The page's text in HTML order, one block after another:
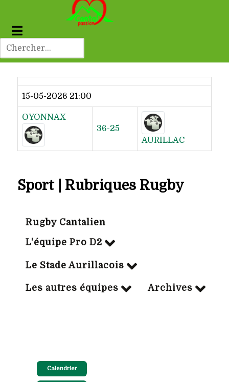
Dernier résultat
15-05-2026 21:00
OYONNAX
36-25
AURILLAC
Sport | Rubriques Rugby
Rugby Cantalien
L'équipe Pro D2
Le Stade Aurillacois
Les autres équipes Archives
Calendrier